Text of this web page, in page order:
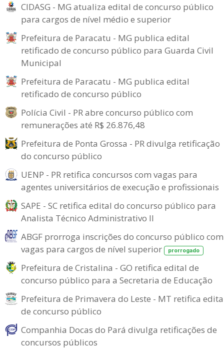
CIDASG - MG atualiza edital de concurso público
para cargos de nível médio e superior
Prefeitura de Paracatu - MG publica edital
retificado de concurso público para Guarda Civil
Municipal
Prefeitura de Paracatu - MG publica edital
retificado de concurso público
Polícia Civil - PR abre concurso público com
remunerações até R$ 26.876,48
Prefeitura de Ponta Grossa - PR divulga retificação
do concurso público
UENP - PR retifica concursos com vagas para
agentes universitários de execução e profissionais
SAPE - SC retifica edital do concurso público para
Analista Técnico Administrativo II
ABGF prorroga inscrições do concurso público com
vagas para cargos de nível superior
prorrogado
Prefeitura de Cristalina - GO retifica edital de
concurso público para a Secretaria de Educação
Prefeitura de Primavera do Leste - MT retifica
de concurso público
Companhia Docas do Pará divulga retificações de
concursos públicos